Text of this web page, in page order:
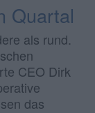
Quartal
als rund.
CEO Dirk
das